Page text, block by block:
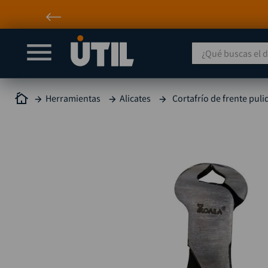
¿Qué buscas el día
Herramientas Alicates Cortafrío de frente